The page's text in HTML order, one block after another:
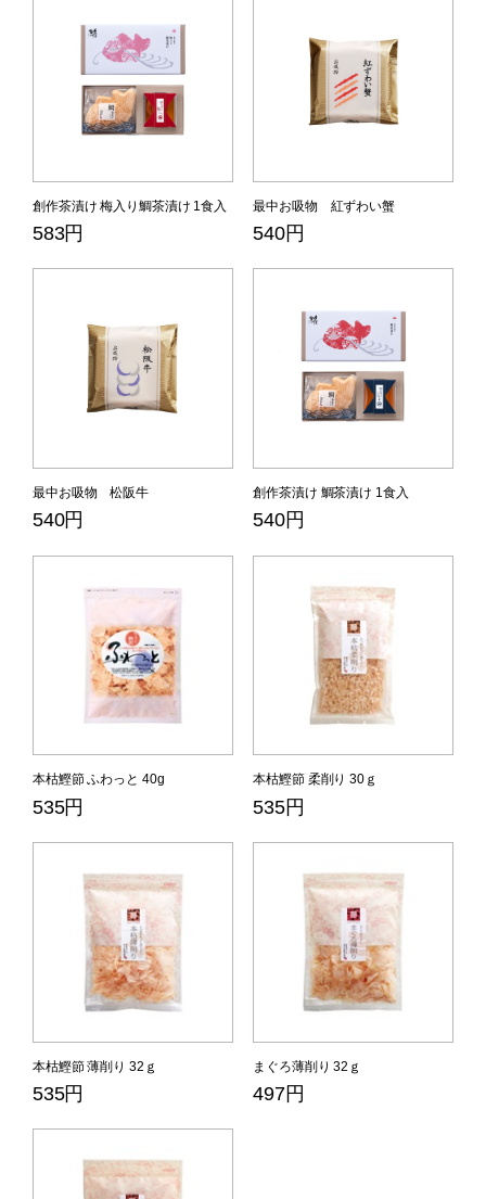
創作茶漬け 梅入り鯛茶漬け 1食入
583円
最中お吸物 紅ずわい蟹
540円
最中お吸物 松阪牛
540円
創作茶漬け 鯛茶漬け 1食入
540円
本枯鰹節 ふわっと 40g
535円
本枯鰹節 柔削り 30ｇ
535円
本枯鰹節 薄削り 32ｇ
535円
まぐろ薄削り 32ｇ
497円